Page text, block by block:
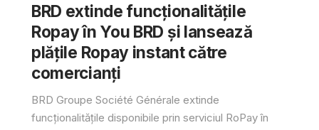
BRD extinde funcționalitățile
Ropay în You BRD și lansează
plățile Ropay instant către
comercianți
BRD Groupe Société Générale extinde
funcționalitățile disponibile prin serviciul RoPay în